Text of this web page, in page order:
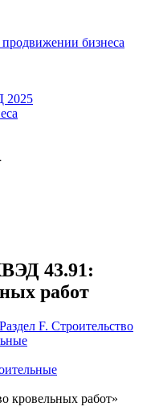
бизнеса
2025
43.91:
работ
Раздел F. Строительство
кровельных работ»